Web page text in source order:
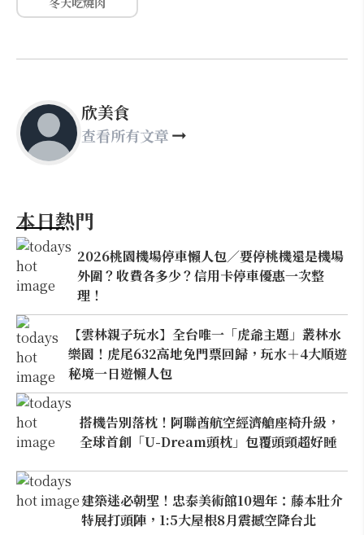
欣美食
查看所有文章
本日熱門
2026桃園機場停車懶人包／要停桃機還是機場
外圍？收費各多少？信用卡停車優惠一次整
理！
【雲林親子玩水】全台唯一「虎爺主題」叢林水
樂園！虎尾632高地免門票回歸，玩水＋4大順遊
秘境一日遊懶人包
搭機告別落枕！阿聯酋航空經濟艙座椅升級，
全球首創「U-Dream頭枕」包覆頭頸超好睡
建築迷必朝聖！忠泰美術館10週年：藤本壯介
特展打頭陣，1:5大屋根8月震撼空降台北